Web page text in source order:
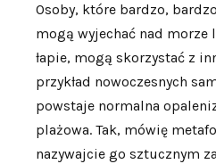
Osoby, które bardzo,
mogą wyjechać nad
łapie, mogą skorzystać z
przykład nowoczesnych
powstaje normalna
plażowa. Tak, mówię
nazywajcie go sztucznym